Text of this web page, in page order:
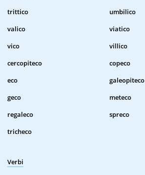
trittico
umbilico
valico
viatico
vico
villico
cercopiteco
copeco
eco
galeopiteco
geco
meteco
regaleco
spreco
tricheco
Verbi